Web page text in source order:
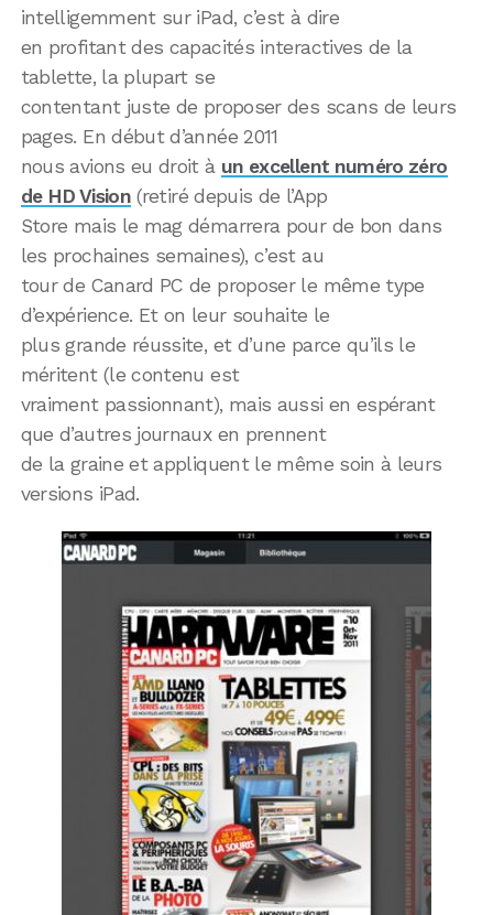
intelligemment sur iPad, c’est à dire
en profitant des capacités interactives de la
tablette, la plupart se
contentant juste de proposer des scans de leurs
pages. En début d’année 2011
nous avions eu droit à un excellent numéro zéro
de HD Vision(retiré depuis de l’App
Store mais le mag démarrera pour de bon dans
les prochaines semaines), c’est au
tour de Canard PC de proposer le même type
d’expérience. Et on leur souhaite le
plus grande réussite, et d’une parce qu’ils le
méritent (le contenu est
vraiment passionnant), mais aussi en espérant
que d’autres journaux en prennent
de la graine et appliquent le même soin à leurs
versions iPad.